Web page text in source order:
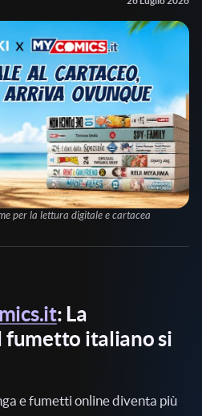
per la lettura digitale e cartacea
: La
fumetto italiano si
e fumetti online diventa più